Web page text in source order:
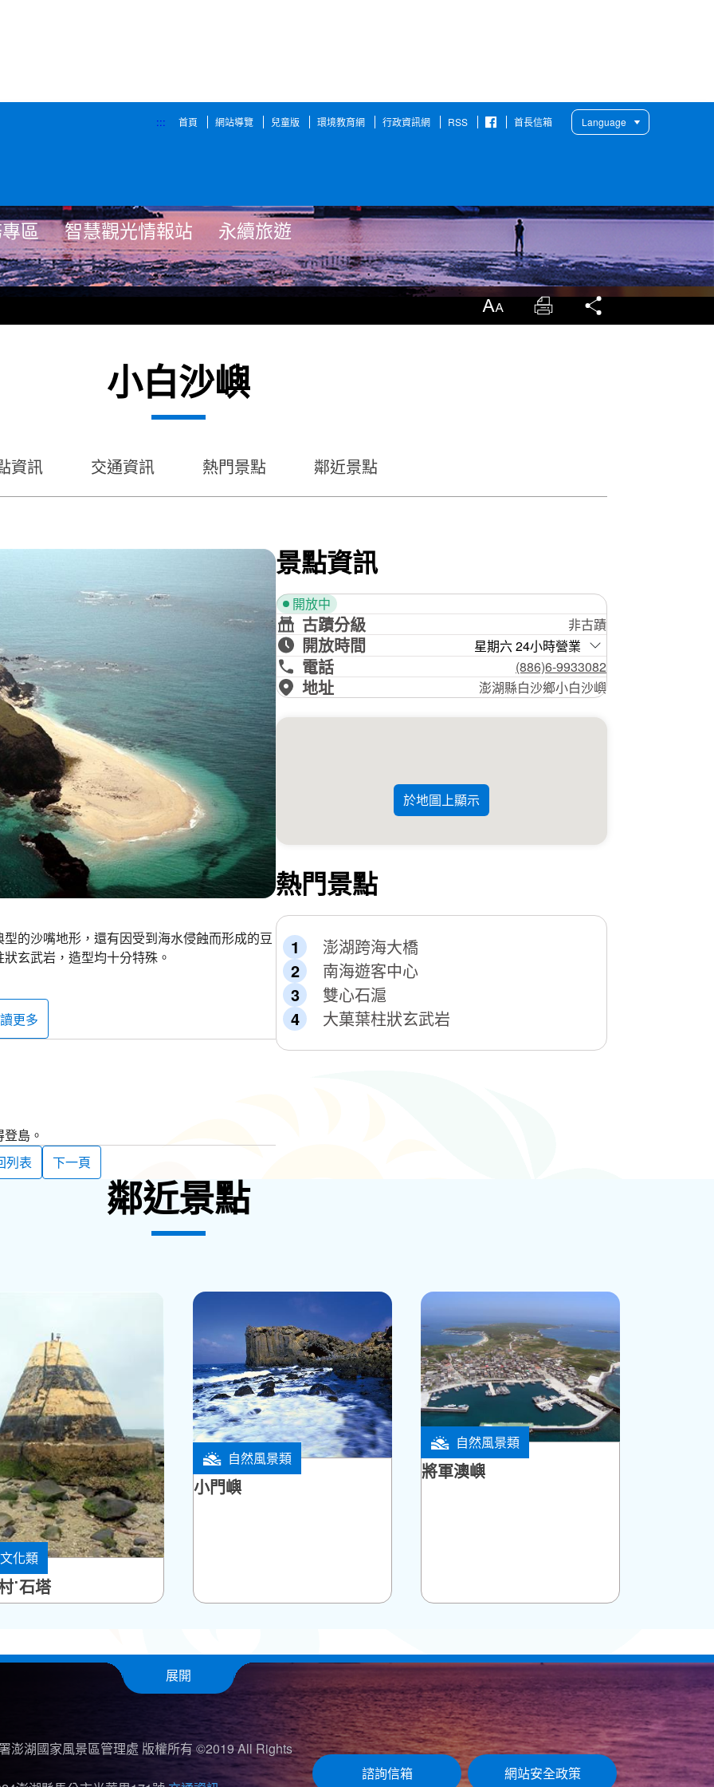
::: 首頁 網站導覽 兒童版 環境教育網 行政資訊網 RSS
臉
絲
首長信箱 Language
區 智慧觀光情報站 永續旅遊
放大 列印
小白沙嶼
資訊 交通資訊 熱門景點 鄰近景點
的沙嘴地形，還有因受到海水侵蝕而形成的豆
玄武岩，造型均十分特殊。
更多
島。
列表
下一頁
景點資訊
開放中
古蹟分級 非古蹟
開放時間 星期六 24小時營業
電話 (886)6-9933082
地址 澎湖縣白沙鄉小白沙嶼
於地圖上顯示
熱門景點
澎湖跨海大橋
南海遊客中心
雙心石滬
大菓葉柱狀玄武岩
鄰近景點
文化類
˙石塔
自然風景類
西嶼鄉
小門嶼
自然風景類
望安鄉
將軍澳嶼
展開
澎湖國家風景區管理處 版權所有 ©2019 All Rights
諮詢信箱 網站安全政策